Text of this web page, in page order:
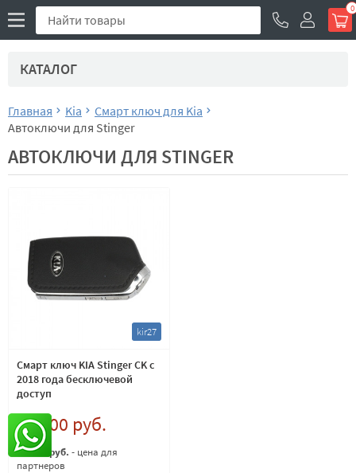
0
КАТАЛОГ
Главная Kia
Смарт ключ для Kia
Автоключи для Stinger
АВТОКЛЮЧИ ДЛЯ STINGER
kir27
Смарт ключ KIA Stinger CK c
2018 года беcключевой
доступ
16 000 руб.
15 500 руб. - цена для
партнеров